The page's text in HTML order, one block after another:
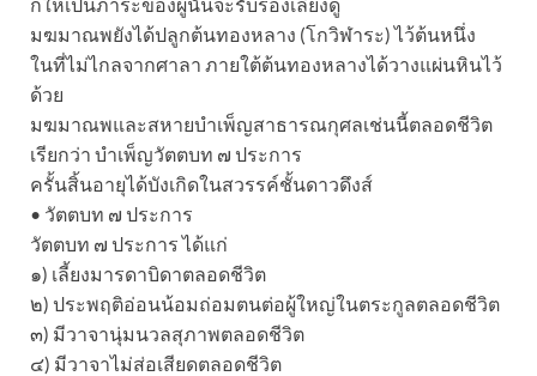
มฆมาณพยังได้ปลูกต้นทองหลาง (โกวิฬาระ) ไว้ต้นหนึ่ง
ในที่ไม่ไกลจากศาลา ภายใต้ต้นทองหลางได้วางแผ่นหินไว้
ด้วย
มฆมาณพและสหายบำเพ็ญสาธารณกุศลเช่นนี้ตลอดชีวิต
เรียกว่า บำเพ็ญวัตตบท ๗ ประการ
ครั้นสิ้นอายุได้บังเกิดในสวรรค์ชั้นดาวดึงส์
• วัตตบท ๗ ประการ
วัตตบท ๗ ประการ ได้แก่
๑) เลี้ยงมารดาบิดาตลอดชีวิต
๒) ประพฤติอ่อนน้อมถ่อมตนต่อผู้ใหญ่ในตระกูลตลอดชีวิต
๓) มีวาจานุ่มนวลสุภาพตลอดชีวิต
๔) มีวาจาไม่ส่อเสียดตลอดชีวิต